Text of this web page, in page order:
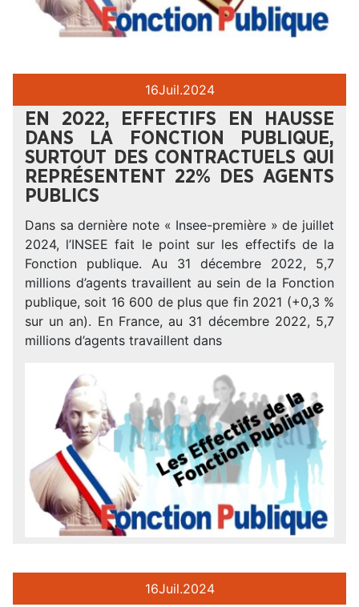
16Juil.2024
EN 2022, EFFECTIFS EN HAUSSE
DANS LA FONCTION PUBLIQUE,
SURTOUT DES CONTRACTUELS QUI
REPRÉSENTENT 22% DES AGENTS
PUBLICS
Dans sa dernière note « Insee-première » de juillet
2024, l’INSEE fait le point sur les effectifs de la
Fonction publique. Au 31 décembre 2022, 5,7
millions d’agents travaillent au sein de la Fonction
publique, soit 16 600 de plus que fin 2021 (+0,3 %
sur un an). En France, au 31 décembre 2022, 5,7
millions d’agents travaillent dans
16Juil.2024